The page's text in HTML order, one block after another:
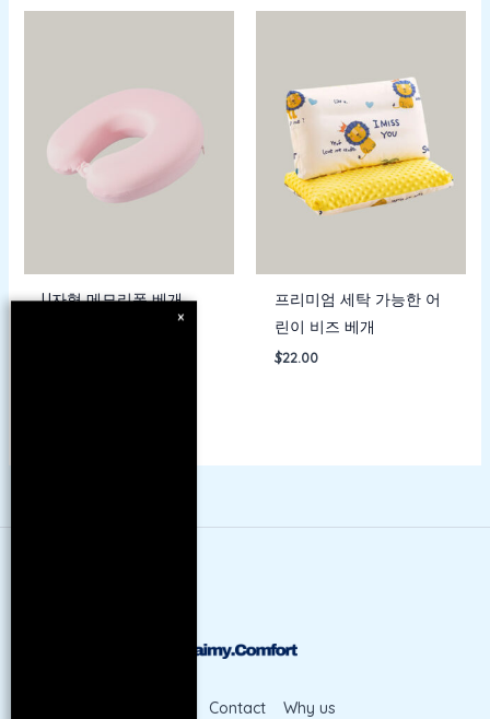
U자형 메모리폼 베개
프리미엄 세탁 가능한 어
린이 비즈 베개
$22.00
Contact Why us
×